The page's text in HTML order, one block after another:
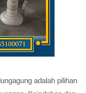
adalah pilihan